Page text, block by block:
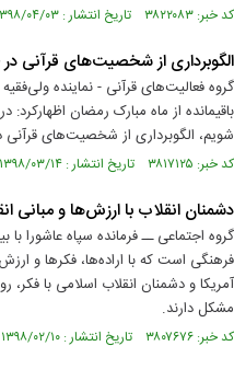
کد خبر: ۳۸۲۲۰۸۳ تاریخ انتشار : ۱۳۹۸/۰۴/۰۳
الگوبرداری از شخصیت‌های قرآنی
گروه فعالیت‌های قرآنی - نماینده
باقیمانده از ماه مبارک رمضان اظهارکرد:
شویم، الگوبرداری از شخصیت‌های قرآنی
کد خبر: ۳۸۱۷۱۲۵ تاریخ انتشار : ۱۳۹۸/۰۳/۱۴
دشمنان انقلاب با ارزش‌ها و مبانی
گروه اجتماعی ــ فرمانده سپاه عاشورا
فرهنگی است که با اراده‌ها، فکرها و
آمریکا و دشمنان انقلاب اسلامی با فکر،
مشکل دارند.
کد خبر: ۳۸۰۷۶۷۶ تاریخ انتشار : ۱۳۹۸/۰۲/۱۰